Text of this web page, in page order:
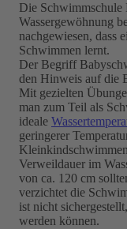
Die
Wassergewöhnung
nachgewiesen, dass
Schwimmen lernt.
Der Begriff
den Hinweis auf die
Mit gezielten
man zum Teil als
ideale
geringerer
Verweildauer im
von ca. 120 cm
verzichtet die
ist nicht
werden können.